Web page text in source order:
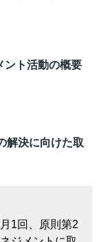
ント活動の概要
解決に向けた取
1回、原則第2